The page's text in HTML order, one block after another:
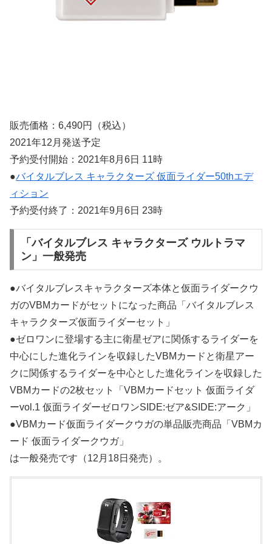
販売価格：6,490円（税込）
2021年12月発送予定
予約受付開始：2021年8月6日 11時
●バイタルブレス キャラクターズ 仮面ライダー50thエデ
ィション
予約受付終了：2021年9月6日 23時
「バイタルブレス キャラクターズ ウルトラマ
ン」一般発売
●バイタルブレスキャラクターズ本体と仮面ライダークウ
ガのVBMカードがセットになった商品「バイタルブレス
キャラクターズ仮面ライダーセット」
●ゼロワンに登場する主に衛星ゼアに関係するライダーを
中心にした進化ラインを収録したVBMカードと衛星アー
クに関係するライダーを中心とした進化ラインを収録した
VBMカードの2枚セット「VBMカードセット 仮面ライダ
ーvol.1 仮面ライダーゼロワンSIDE:ゼア&SIDE:アーク」
●VBMカード仮面ライダークウガの単品販売商品「VBMカ
ード 仮面ライダークウガ」
は一般発売です（12月18日発売）。